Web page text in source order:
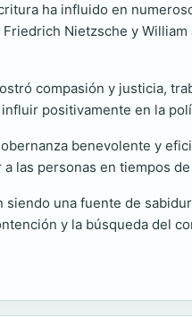
ha influido en
Nietzsche y William
compasión y justicia,
positivamente en la
benevolente y
las personas en tiempos
una fuente de
y la búsqueda del